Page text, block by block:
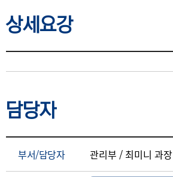
상세요강
상세요강
담당자
부서/담당자 관리부 / 최미니 과장